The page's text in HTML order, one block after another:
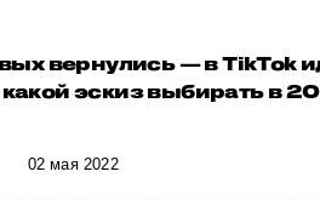
вернулись — в TikTok
эскиз выбирать в
02 мая 2022